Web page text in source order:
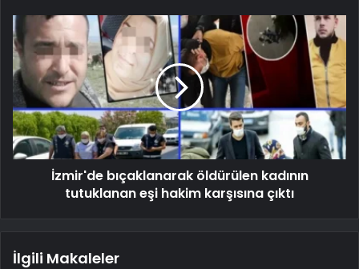
İzmir'de bıçaklanarak öldürülen kadının
tutuklanan eşi hakim karşısına çıktı
İlgili Makaleler